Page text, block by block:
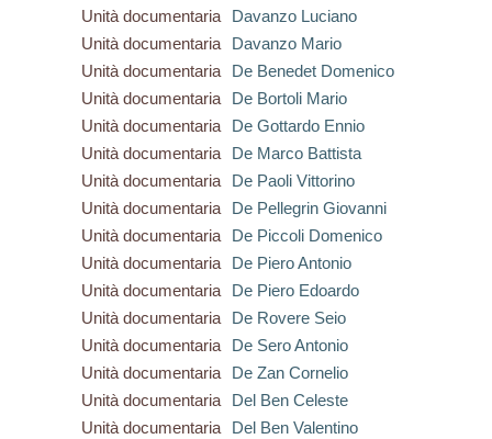
Unità documentaria
Davanzo Luciano
Unità documentaria
Davanzo Mario
Unità documentaria
De Benedet Domenico
Unità documentaria
De Bortoli Mario
Unità documentaria
De Gottardo Ennio
Unità documentaria
De Marco Battista
Unità documentaria
De Paoli Vittorino
Unità documentaria
De Pellegrin Giovanni
Unità documentaria
De Piccoli Domenico
Unità documentaria
De Piero Antonio
Unità documentaria
De Piero Edoardo
Unità documentaria
De Rovere Seio
Unità documentaria
De Sero Antonio
Unità documentaria
De Zan Cornelio
Unità documentaria
Del Ben Celeste
Unità documentaria
Del Ben Valentino